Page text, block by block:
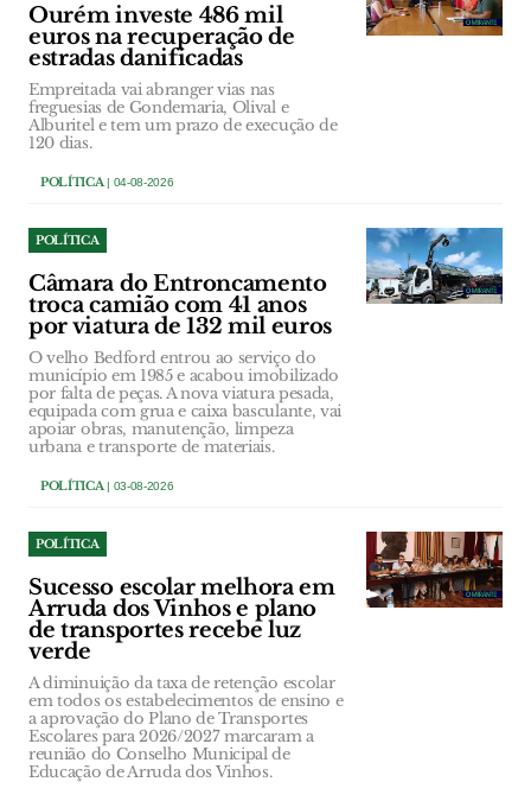
Ourém investe 486 mil
euros na recuperação de
estradas danificadas
Empreitada vai abranger vias nas
freguesias de Gondemaria, Olival e
Alburitel e tem um prazo de execução de
120 dias.
POLÍTICA | 04-08-2026
POLÍTICA
Câmara do Entroncamento
troca camião com 41 anos
por viatura de 132 mil euros
O velho Bedford entrou ao serviço do
município em 1985 e acabou imobilizado
por falta de peças. A nova viatura pesada,
equipada com grua e caixa basculante, vai
apoiar obras, manutenção, limpeza
urbana e transporte de materiais.
POLÍTICA | 03-08-2026
POLÍTICA
Sucesso escolar melhora em
Arruda dos Vinhos e plano
de transportes recebe luz
verde
A diminuição da taxa de retenção escolar
em todos os estabelecimentos de ensino e
a aprovação do Plano de Transportes
Escolares para 2026/2027 marcaram a
reunião do Conselho Municipal de
Educação de Arruda dos Vinhos.